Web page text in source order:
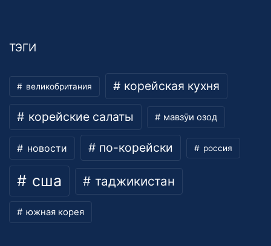
ТЭГИ
великобритания корейская кухня
корейские салаты мавзӯи озод
новости по-корейски россия
сша таджикистан
южная корея